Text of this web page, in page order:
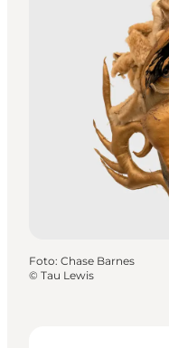
Foto: Chase Barnes
© Tau Lewis